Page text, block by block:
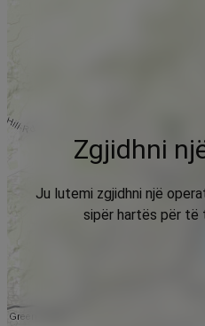
Zgjidhni
Ju lutemi zgjidhni një
sipër hartës për të